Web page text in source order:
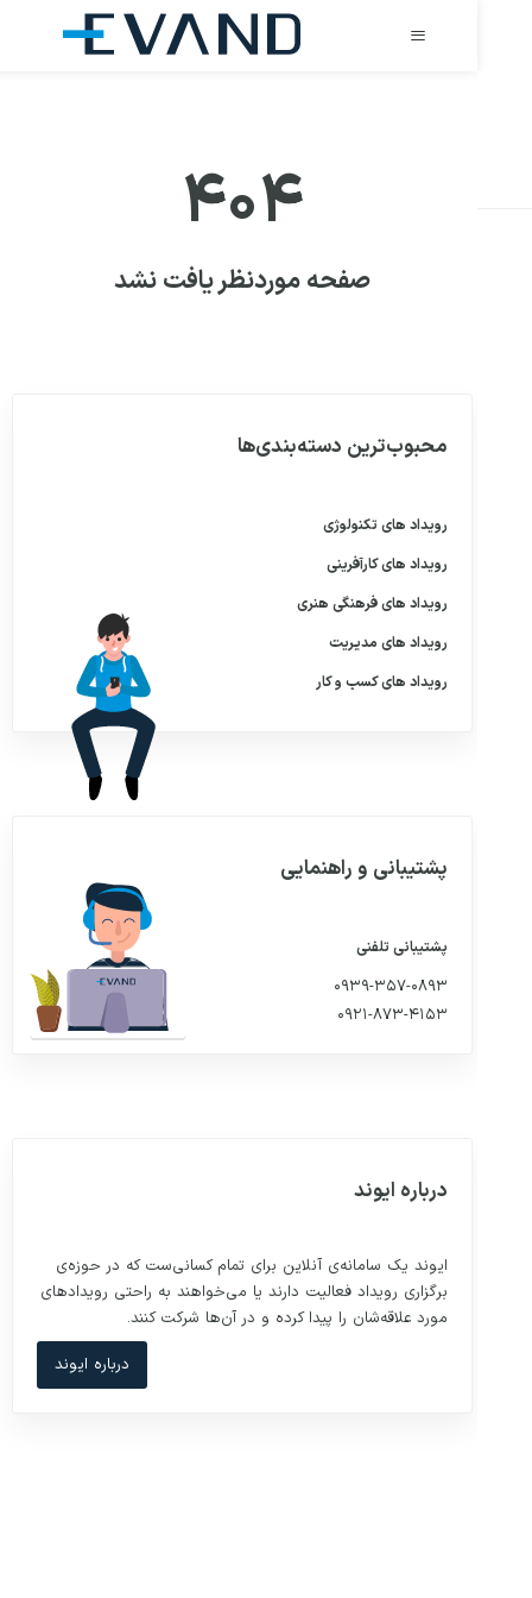
۴۰۴
صفحه موردنظر یافت نشد
محبوب‌ترین دسته‌بندی‌ها
رویداد هایتکنولوژی
رویداد هایکارآفرینی
رویداد هایفرهنگی هنری
رویداد هایمدیریت
رویداد هایکسب و کار
پشتیبانی و راهنمایی
پشتیبانی تلفنی
۰۹۳۹-۳۵۷-۰۸۹۳
۰۹۲۱-۸۷۳-۴۱۵۳
درباره ایوند
ایوند یک سامانه‌ی آنلاین برای تمام کسانی‌ست که در حوزه‌ی
برگزاری رویداد فعالیت دارند یا می‌خواهند به راحتی رویدادهای
مورد علاقه‌شان را پیدا کرده و در آن‌ها شرکت کنند.
درباره ایوند